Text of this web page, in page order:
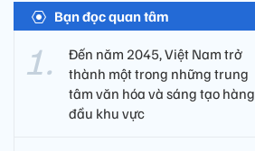
Bạn đọc quan tâm
Đến năm 2045, Việt Nam trở
thành một trong những trung
tâm văn hóa và sáng tạo hàng
đầu khu vực